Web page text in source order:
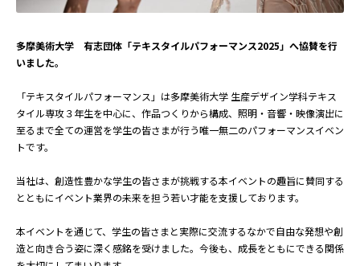
多摩美術大学 有志団体「テキスタイルパフォーマンス2025」へ協賛を行
いました。
「テキスタイルパフォーマンス」は多摩美術大学 生産デザイン学科テキス
タイル専攻３年生を中心に、作品つくりから構成、照明・音響・映像演出に
至るまで全ての運営を学生の皆さまが行う唯一無二のパフォーマンスイベン
トです。
当社は、創造性豊かな学生の皆さまが挑戦する本イベントの趣旨に賛同する
とともにイベント業界の未来を担う若い才能を支援しております。
本イベントを通じて、学生の皆さまと実際に交流するなかで自由な発想や創
造と向き合う姿に深く感銘を受けました。今後も、成長をともにできる関係